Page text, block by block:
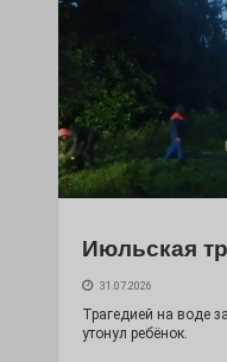
Июльская
31.07.2026
Трагедией на воде
утонул ребёнок.